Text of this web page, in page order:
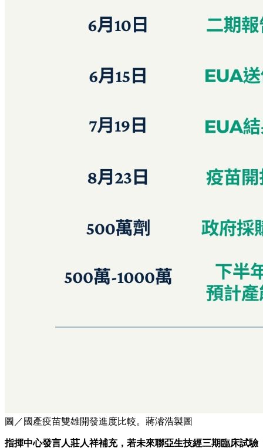
圖／國產疫苗雙雄開發進度比較。蔣濬浩製圖
指揮中心發言人莊人祥補充，若未來聯亞生技經三期臨床試驗